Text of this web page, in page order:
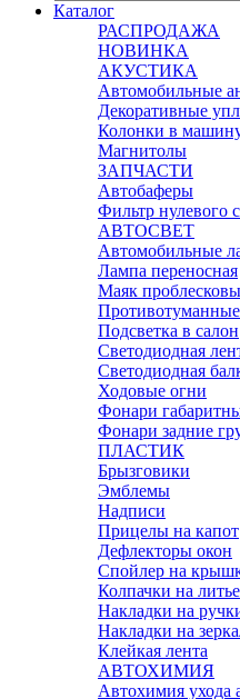
Каталог
РАСПРОДАЖА
НОВИНКА
АКУСТИКА
Автомобильные
Декоративные
Колонки в
Магнитолы
ЗАПЧАСТИ
Автобаферы
Фильтр нулевого
АВТОСВЕТ
Автомобильные
Лампа переносная
Маяк
Подсветка в салон
Светодиодная
Светодиодная
Ходовые огни
Фонари
Фонари задние
ПЛАСТИК
Брызговики
Эмблемы
Надписи
Прицелы на капот
Дефлекторы окон
Спойлер на
Колпачки на литье
Накладки на
Накладки на
Клейкая лента
АВТОХИМИЯ
Автохимия ухода